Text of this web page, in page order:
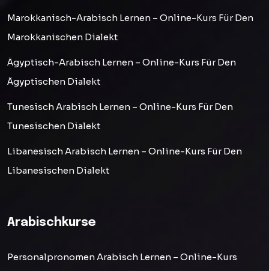
Marokkanisch-Arabisch Lernen – Online-Kurs Für Den
Marokkanischen Dialekt
Ägyptisch-Arabisch Lernen – Online-Kurs Für Den
Ägyptischen Dialekt
Tunesisch Arabisch Lernen – Online-Kurs Für Den
Tunesischen Dialekt
Libanesisch Arabisch Lernen – Online-Kurs Für Den
Libanesischen Dialekt
Arabischkurse
Personalpronomen Arabisch Lernen – Online-Kurs